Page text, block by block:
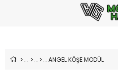
ANGEL KÖŞE MODÜL